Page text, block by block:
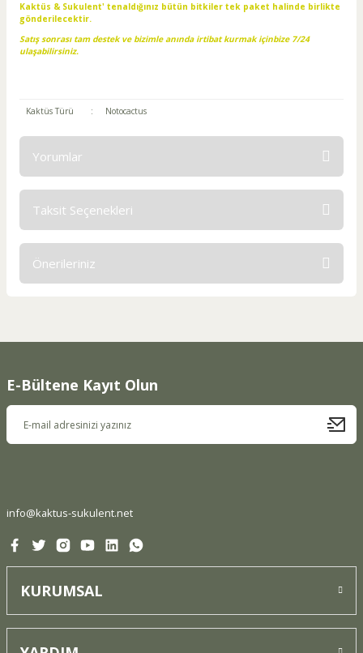
Kaktüs & Sukulent' tenaldığınız bütün bitkiler tek paket halinde birlikte
gönderilecektir.
Satış sonrası tam destek ve bizimle anında irtibat kurmak içinbize 7/24
ulaşabilirsiniz.
Kaktüs Türü : Notocactus
Yorumlar
Taksit Seçenekleri
Önerileriniz
Ürün resmi kalitesiz, bozuk veya görüntülenemiyor.
E-Bültene Kayıt Olun
info@kaktus-sukulent.net
KURUMSAL